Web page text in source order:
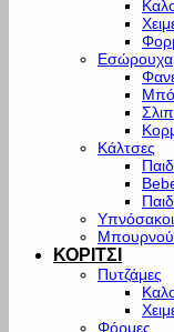
Εσώρουχα
Σλιπ
Κάλτσες
Υπνόσακοι
ΚΟΡΙΤΣΙ
Πυτζάμες
Φόρμες